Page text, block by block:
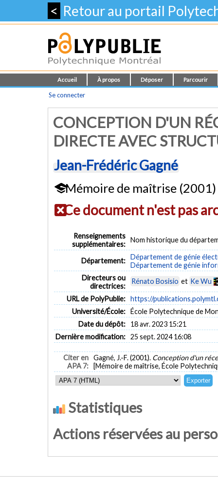
< Retour au portail
Accueil À propos Déposer Parcourir
Se connecter
CONCEPTION D'UN
DIRECTE AVEC
Jean-Frédéric Gagné
Mémoire de maîtrise (2001)
Ce document n'est pas
Renseignements
supplémentaires:
Nom historique du
Département: Département de génie
Département de génie
Directeurs ou
directrices:
Rénato Bosisio et Ke Wu
URL de PolyPublie: https://
Université/École: École Polytechnique de
Date du dépôt:
18 avr. 2023 15:21
Dernière modification: 25 sept. 2024 16:08
Citer en
APA 7:
Gagné, J.-F. (2001). Conception d'un
[Mémoire de maîtrise, École
Statistiques
Actions réservées au